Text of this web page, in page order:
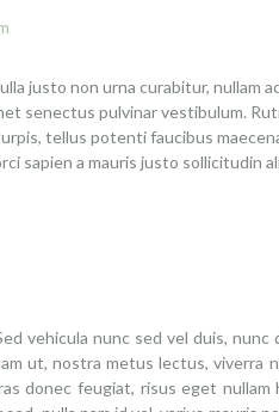
justo non urna curabitur, nullam
senectus pulvinar vestibulum.
tellus potenti faucibus
sapien a mauris justo sollicitudin
vehicula nunc sed vel duis,
ut, nostra metus lectus, viverra
donec feugiat, risus eget